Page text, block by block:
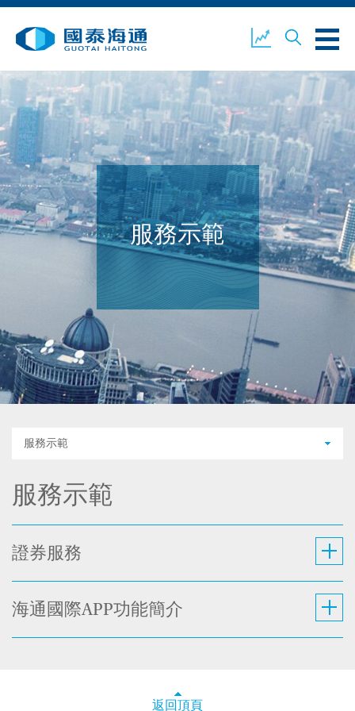
業務概覽 公司新聞
環境、社會及企業管治 國泰海通證券 聯絡我們
服務示範
服務示範
服務示範
證券服務
海通國際APP功能簡介
返回頂頁